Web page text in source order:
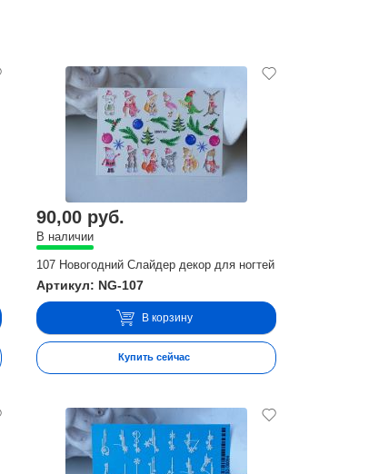
90,00 руб.
В наличии
107 Новогодний Слайдер декор для ногтей
Артикул: NG-107
В корзину
Купить сейчас